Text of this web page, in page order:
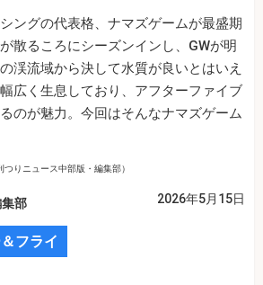
ングの代表格、ナマズゲームが最盛期
散るころにシーズンインし、GWが明
渓流域から決して水質が良いとはいえ
広く生息しており、アフターファイブ
のが魅力。今回はそんなナマズゲーム
つりニュース中部版・編集部）
集部 2026年5月15日
フライ